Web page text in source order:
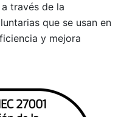
través de la
que se usan en
y mejora